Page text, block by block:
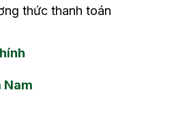
thức thanh toán
Nam